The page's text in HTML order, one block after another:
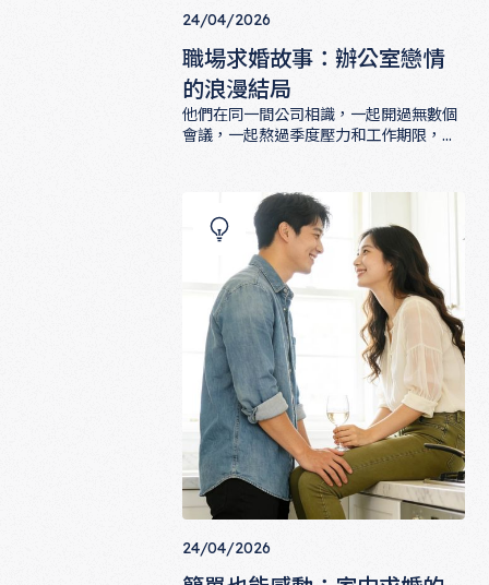
24/04/2026
職場求婚故事：辦公室戀情
的浪漫結局
他們在同一間公司相識，一起開過無數個
會議，一起熬過季度壓力和工作期限，然
個職場求婚的真實故事，帶你看見辦公室
戀情最浪漫的那個結局，以及那些藏在工
作日常裡的告白瞬間。
24/04/2026